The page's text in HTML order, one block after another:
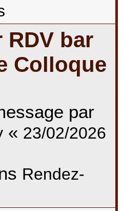
RDV bar
Colloque
par
« 23/02/2026
Rendez-